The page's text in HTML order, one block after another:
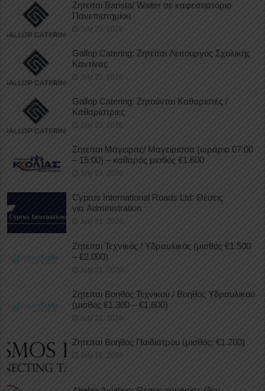
Ζητείται Barista/ Waiter σε καφεστιατόριο
Πανεπιστημίου
July 23, 2026
Gallop Catering: Ζητείται Λειτουργός Σχολικής
Καντίνας
July 23, 2026
Gallop Catering: Ζητούνται Καθαριστές /
Καθαρίστριες
July 23, 2026
Ζητείται Μάγειρας/ Μαγείρισσα (ωράριο 07:00
– 15:00) – καθαρός μισθός €1.600
July 23, 2026
Cyprus International Roads Ltd: Θέσεις
για Administration
July 21, 2026
Ζητείται Τεχνικός / Υδραυλικός (μισθός €1.500
– €2.000)
July 21, 2026
Ζητείται Βοηθός Τεχνικού / Βοηθός Υδραυλικού
(μισθός €1.300 – €1.600)
July 21, 2026
Ζητείται Βοηθός Παιδιάτρου (μισθός: €1.200)
July 18, 2026